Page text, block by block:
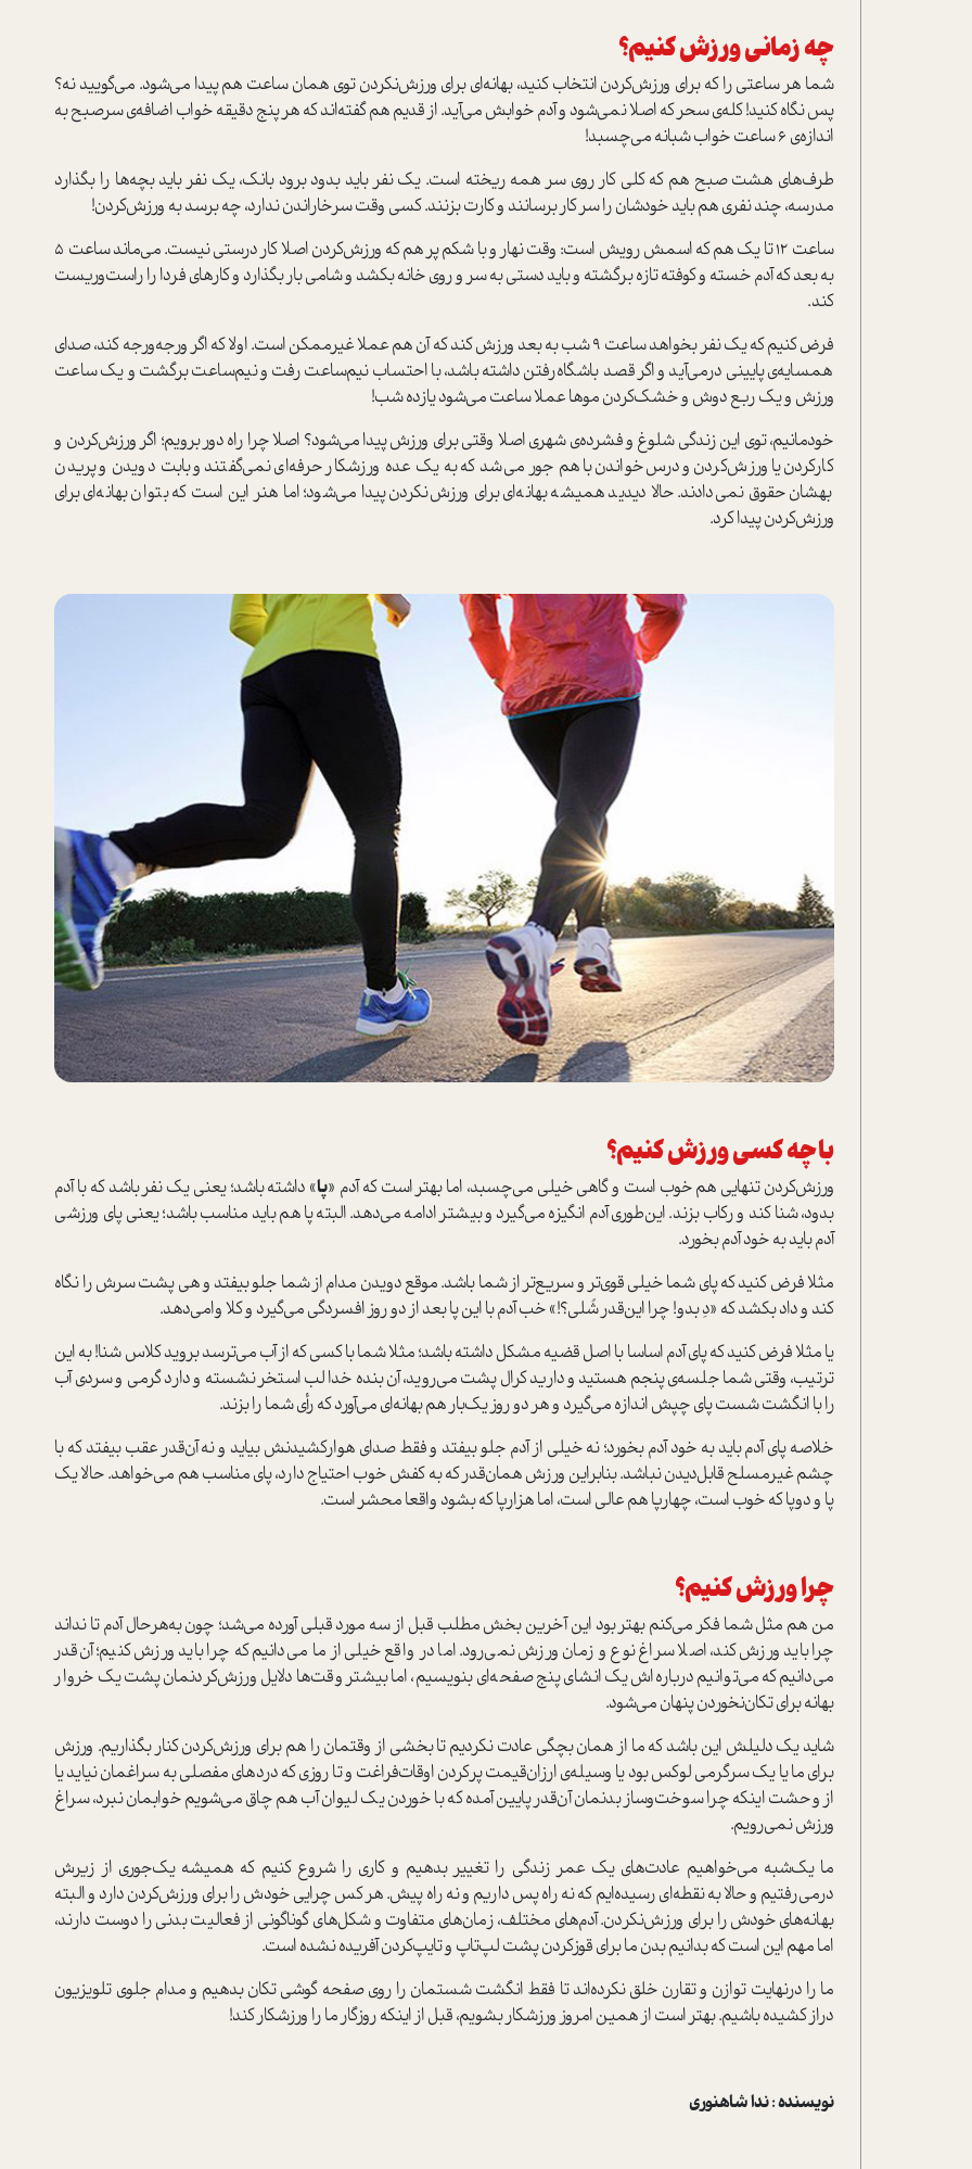
چه زمانی ورزش کنیم؟
شما هر ساعتی را که برای ورزش‌کردن انتخاب کنید، بهانه‌ای برای ورزش‌نکردن توی همان ساعت هم پیدا می‌شود. می‌گویید نه؟
پس نگاه کنید! کله‌ی سحر که اصلا نمی‌شود و آدم خوابش می‌آید. از قدیم هم گفته‌اند که هر پنج دقیقه خواب اضافه‌ی سرصبح به
اندازه‌ی 6 ساعت خواب شبانه می‌چسبد!
طرف‌های هشت صبح هم که کلی کار روی سر همه ریخته است. یک نفر باید بدود برود بانک، یک نفر باید بچه‌ها را بگذارد
مدرسه، چند نفری هم باید خودشان را سر کار برسانند و کارت بزنند. کسی وقت سرخاراندن ندارد، چه برسد به ورزش‌کردن!
ساعت 12 تا یک هم که اسمش رویش است: وقت نهار و با شکم پر هم که ورزش‌کردن اصلا کار درستی نیست. می‌ماند ساعت 5
به بعد که آدم خسته و کوفته تازه برگشته و باید دستی به سر و روی خانه بکشد و شامی بار بگذارد و کارهای فردا را راست‌وریست
کند.
فرض کنیم که یک نفر بخواهد ساعت 9 شب به بعد ورزش کند که آن هم عملا غیرممکن است. اولا که اگر ورجه‌ورجه کند، صدای
همسایه‌ی پایینی درمی‌آید و اگر قصد باشگاه‌رفتن داشته باشد، با احتساب نیم‌ساعت رفت و نیم‌ساعت برگشت و یک ساعت
ورزش و یک ربع دوش و خشک‌کردن موها عملا ساعت می‌شود یازده شب!
خودمانیم، توی این زندگی شلوغ و فشرده‌ی شهری اصلا وقتی برای ورزش پیدا می‌شود؟ اصلا چرا راه دور برویم؛ اگر ورزش‌کردن و
کارکردن یا ورزش‌کردن و درس‌خواندن با هم جور می‌شد که به یک عده ورزشکار حرفه‌ای نمی‌گفتند و بابت دویدن و پریدن
بهشان حقوق نمی‌دادند. حالا دیدید همیشه بهانه‌ای برای ورزش‌نکردن پیدا می‌شود؛ اما هنر این است که بتوان بهانه‌ای برای
ورزش‌کردن پیدا کرد.
با چه کسی ورزش کنیم؟
ورزش‌کردن تنهایی هم خوب است و گاهی خیلی می‌چسبد، اما بهتر است که آدم «پا» داشته باشد؛ یعنی یک نفر باشد که با آدم
بدود، شنا کند و رکاب بزند. این‌طوری آدم انگیزه می‌گیرد و بیشتر ادامه می‌دهد. البته پا هم باید مناسب باشد؛ یعنی پای ورزشی
آدم باید به خود آدم بخورد.
مثلا فرض کنید که پای شما خیلی قوی‌تر و سریع‌تر از شما باشد. موقع دویدن مدام از شما جلو بیفتد و هی پشت سرش را نگاه
کند و داد بکشد که «دِ بدو! چرا این‌قدر شُلی؟!» خب آدم با این پا بعد از دو روز افسردگی می‌گیرد و کلا وامی‌دهد.
یا مثلا فرض کنید که پای آدم اساسا با اصل قضیه مشکل داشته باشد؛ مثلا شما با کسی که از آب می‌ترسد بروید کلاس شنا! به این
ترتیب، وقتی شما جلسه‌ی پنجم هستید و دارید کرال پشت می‌روید، آن بنده خدا لب استخر نشسته و دارد گرمی و سردی آب
را با انگشت شست پای چپش اندازه می‌گیرد و هر دو روز یک‌بار هم بهانه‌ای می‌آورد که رأی شما را بزند.
خلاصه پای آدم باید به خود آدم بخورد؛ نه خیلی از آدم جلو بیفتد و فقط صدای هوارکشیدنش بیاید و نه آن‌قدر عقب بیفتد که با
چشم غیرمسلح قابل‌دیدن نباشد. بنابراین ورزش همان‌قدر که به کفش خوب احتیاج دارد، پای مناسب هم می‌خواهد. حالا یک
پا و دوپا که خوب است، چهارپا هم عالی است، اما هزارپا که بشود واقعا محشر است.
چرا ورزش کنیم؟
من هم مثل شما فکر می‌کنم بهتر بود این آخرین بخش مطلب قبل از سه مورد قبلی آورده می‌شد؛ چون به‌هرحال آدم تا نداند
چرا باید ورزش کند، اصلا سراغ نوع و زمان ورزش نمی‌رود. اما در واقع خیلی از ما می‌دانیم که چرا باید ورزش کنیم؛ آن‌قدر
می‌دانیم که می‌توانیم درباره‌اش یک انشای پنج صفحه‌ای بنویسیم، اما بیشتر وقت‌ها دلایل ورزش‌کردنمان پشت یک خروار
بهانه برای تکان‌نخوردن پنهان می‌شود.
شاید یک دلیلش این باشد که ما از همان بچگی عادت نکردیم تا بخشی از وقتمان را هم برای ورزش‌کردن کنار بگذاریم. ورزش
برای ما یا یک سرگرمی لوکس بود یا وسیله‌ی ارزان‌قیمت پر‌کردن اوقات‌فراغت و تا روزی که دردهای مفصلی به سراغمان نیاید یا
از وحشت اینکه چرا سوخت‌وساز بدنمان آن‌قدر پایین آمده که با خوردن یک لیوان آب هم چاق می‌شویم خوابمان نبرد، سراغ
ورزش نمی‌رویم.
ما یک‌شبه می‌خواهیم عادت‌های یک عمر زندگی را تغییر بدهیم و کاری را شروع کنیم که همیشه یک‌جوری از زیرش
درمی‌رفتیم و حالا به نقطه‌ای رسیده‌ایم که نه راه پس داریم و نه راه پیش. هر کس چرایی خودش را برای ورزش‌کردن دارد و البته
بهانه‌های خودش را برای ورزش‌نکردن. آدم‌های مختلف، زمان‌های متفاوت و شکل‌های گوناگونی از فعالیت بدنی را دوست دارند،
اما مهم این است که بدانیم بدن ما برای قوز‌کردن پشت لپ‌تاپ و تایپ‌کردن آفریده نشده است.
ما را درنهایت توازن و تقارن خلق نکرده‌اند تا فقط انگشت شستمان را روی صفحه گوشی تکان بدهیم و مدام جلوی تلویزیون
دراز کشیده باشیم. بهتر است از همین امروز ورزشکار بشویم، قبل از اینکه روزگار ما را ورزشکار کند!
نویسنده : ندا شاهنوری